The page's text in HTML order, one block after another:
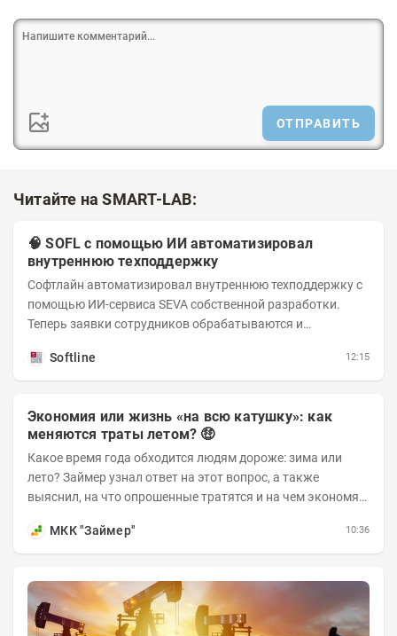
ОТПРАВИТЬ
Читайте на SMART-LAB:
🧠 SOFL с помощью ИИ автоматизировал
внутреннюю техподдержку
Софтлайн автоматизировал внутреннюю техподдержку с
помощью ИИ-сервиса SEVA собственной разработки.
Теперь заявки сотрудников обрабатываются и
и... Softline 12:15
Экономия или жизнь «на всю катушку»: как
меняются траты летом? 🤑
Какое время года обходится людям дороже: зима или
лето? Займер узнал ответ на этот вопрос, а также
выяснил, на что опрошенные тратятся и на чем экономят
МКК "Займер"
10:36